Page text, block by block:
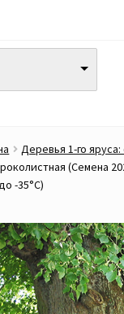
Акции
Деревья 1-го яруса:
(Семена
-35°C)